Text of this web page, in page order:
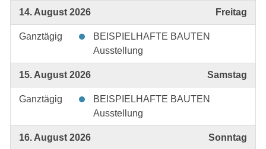
14. August 2026 Freitag
Ganztägig
BEISPIELHAFTE BAUTEN
Ausstellung
15. August 2026 Samstag
Ganztägig
BEISPIELHAFTE BAUTEN
Ausstellung
16. August 2026 Sonntag